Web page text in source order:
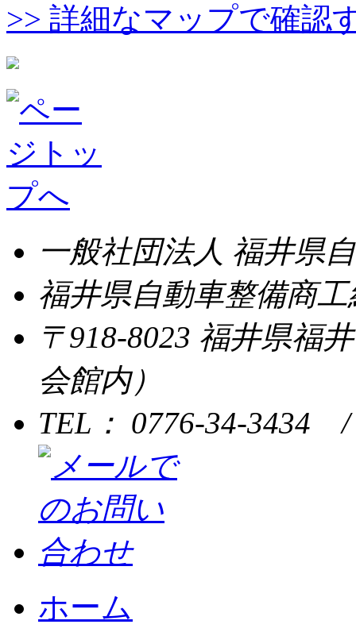
>> 詳細なマップで確認
一般社団法人 福井県
福井県自動車整備商工
〒918-8023 福井県福
会館内）
TEL： 0776-34-3434
ホーム